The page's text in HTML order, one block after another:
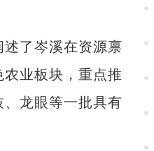
了岑溪在资源禀
业板块，重点推
龙眼等一批具有